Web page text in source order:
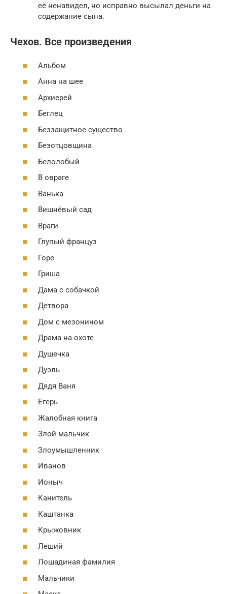
её ненавидел, но исправно высылал деньги на
содержание сына.
Чехов. Все произведения
Альбом
Анна на шее
Архиерей
Беглец
Беззащитное существо
Безотцовщина
Белолобый
В овраге
Ванька
Вишнёвый сад
Враги
Глупый француз
Горе
Гриша
Дама с собачкой
Детвора
Дом с мезонином
Драма на охоте
Душечка
Дуэль
Дядя Ваня
Егерь
Жалобная книга
Злой мальчик
Злоумышленник
Иванов
Ионыч
Канитель
Каштанка
Крыжовник
Леший
Лошадиная фамилия
Мальчики